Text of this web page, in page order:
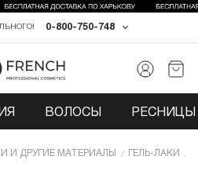
0-800-750-748
ВОЛОСЫ РЕСНИЦЫ
И ДРУГИЕ МАТЕРИАЛЫ ГЕЛЬ-ЛАКИ